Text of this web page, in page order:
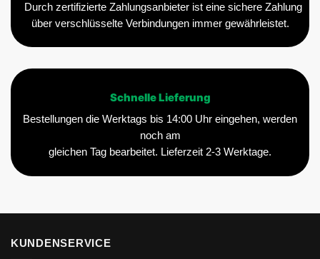
Durch zertifizierte Zahlungsanbieter ist eine sichere Zahlung
über verschlüsselte Verbindungen immer gewährleistet.
Schnelle Lieferung
Bestellungen die Werktags bis 14:00 Uhr eingehen, werden
noch am
gleichen Tag bearbeitet. Lieferzeit 2-3 Werktage.
KUNDENSERVICE